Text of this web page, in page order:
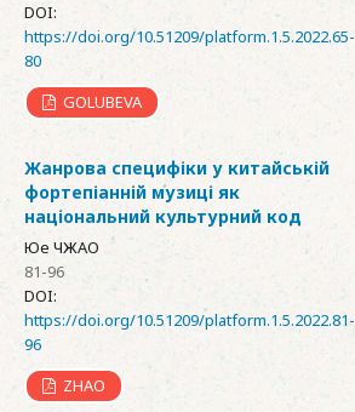
DOI:
https://doi.org/10.51209/platform.1.5.2022.65-
80
GOLUBEVA
Жанрова специфіки у китайській
фортепіанній музиці як
національний культурний код
Юе ЧЖАО
81-96
DOI:
https://doi.org/10.51209/platform.1.5.2022.81-
96
ZHAO